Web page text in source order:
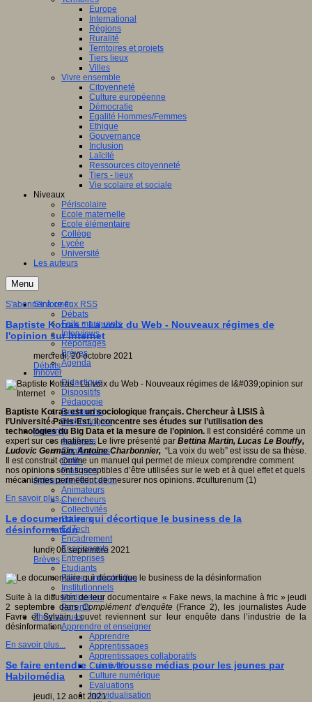
Europe
International
Régions
Ruralité
Territoires et projets
Tiers lieux
Villes
Vivre ensemble
Citoyenneté
Culture européenne
Démocratie
Egalité Hommes/Femmes
Ethique
Gouvernance
Inclusion
Laïcité
Ressources citoyenneté
Tiers - lieux
Vie scolaire et sociale
Niveaux
Périscolaire
Ecole maternelle
Ecole élémentaire
Collège
Lycée
Université
Les auteurs
Menu
S'informer
Débats
Faits marquants
Interviews
Reportages
Brèves
Agenda
Innover
Didactique
Dispositifs
Pédagogie
Recherche
Technologies
Savoir(s)
Analyses
Conférences
Outils
Pratiques
Acteurs de l'éducation
Animateurs
Chercheurs
Collectivités
Editeurs
EdTech
Encadrement
Enseignants
Entreprises
Etudiants
Filières industrielles
Institutionnels
Médiateurs
Parents
Thématiques
Apprendre et enseigner
Apprendre
Apprentissages
Apprentissages collaboratifs
Créativité
Culture numérique
Evaluations
Individualisation
S'abonner à ce flux RSS
Baptiste Kotras : La voix du Web - Nouveaux régimes de
l'opinion sur Internet
mercredi, 20 octobre 2021
Débats
Baptiste Kotras est un sociologique français. Chercheur à LISIS à
l’Université Paris-Est, il concentre ses études sur l’utilisation des
technologies du Big Data et la mesure de l’opinion. Il est considéré comme un
expert sur ces matières. Le livre présenté par Bettina Martin, Lucas Le Bouffy,
Ludovic Germain, Antoine Charbonnier, “La voix du web” est issu de sa thèse.
Il est construit comme un manuel qui permet de mieux comprendre comment
nos opinions sont susceptibles d’être utilisées sur le web et à quel effet et quels
mécanismes permettent de mesurer nos opinions. #culturenum (1)
En savoir plus...
Le documentaire qui décortique le business de la
désinformation
lundi, 06 septembre 2021
Brèves
Suite à la diffusion de leur documentaire « Fake news, la machine à fric » jeudi
2 septembre dansComplément d'enquête(France 2), les journalistes Aude
Favre et Sylvain Louvet reviennent sur leur enquête dans l’industrie de la
désinformation.
En savoir plus...
Se faire entendre : une trousse médias pour les jeunes par
Habilomédia
jeudi, 12 août 2021